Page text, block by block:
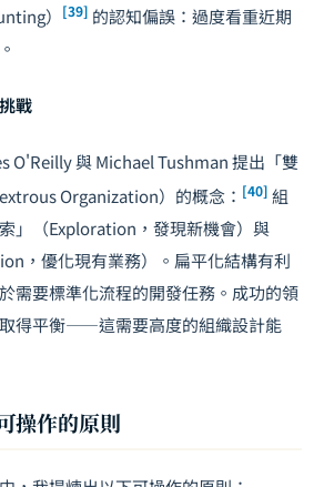
）
[39] 的認知偏誤：過度看重近期
戰
O'Reilly 與 Michael Tushman 提出「雙
Organization）的概念： [40] 組
」（Exploration，發現新機會）與
，優化現有業務）。扁平化結構有利
需要標準化流程的開發任務。成功的領
得平衡——這需要高度的組織設計能
操作的原則